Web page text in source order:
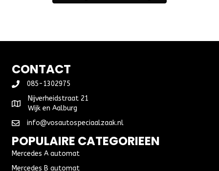
CONTACT
085-1302975
Nijverheidstraat 21
Wijk en Aalburg
info@vosautospeciaalzaak.nl
POPULAIRE CATEGORIEEN
Mercedes A automat
Mercedes B automat